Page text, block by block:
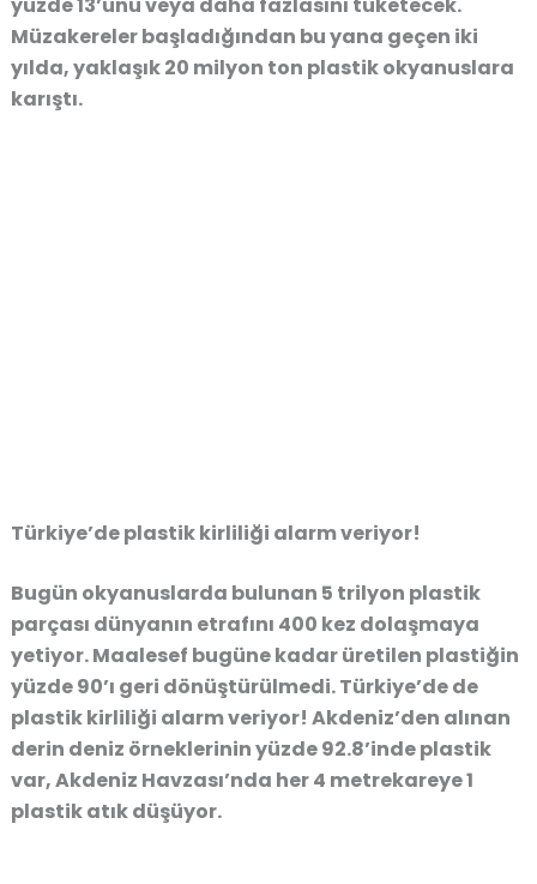
Müzakereler başladığından bu yana geçen iki
yılda, yaklaşık 20 milyon ton plastik okyanuslara
karıştı.
Türkiye’de plastik kirliliği alarm veriyor!
Bugün okyanuslarda bulunan 5 trilyon plastik
parçası dünyanın etrafını 400 kez dolaşmaya
yetiyor. Maalesef bugüne kadar üretilen plastiğin
yüzde 90’ı geri dönüştürülmedi. Türkiye’de de
plastik kirliliği alarm veriyor! Akdeniz’den alınan
derin deniz örneklerinin yüzde 92.8’inde plastik
var, Akdeniz Havzası’nda her 4 metrekareye 1
plastik atık düşüyor.